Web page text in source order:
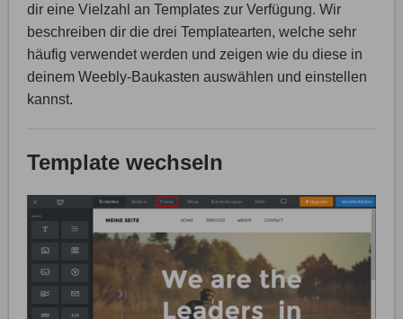
dir eine Vielzahl an Templates zur Verfügung. Wir
beschreiben dir die drei Templatearten, welche sehr
häufig verwendet werden und zeigen wie du diese in
deinem Weebly-Baukasten auswählen und einstellen
kannst.
Template wechseln